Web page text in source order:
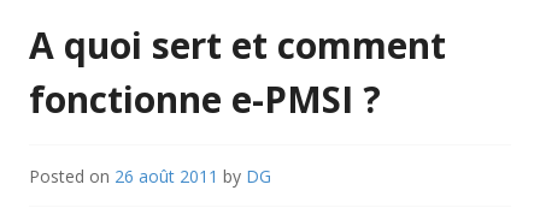
A quoi sert et comment
fonctionne e-PMSI ?
Posted on 26 août 2011 by DG